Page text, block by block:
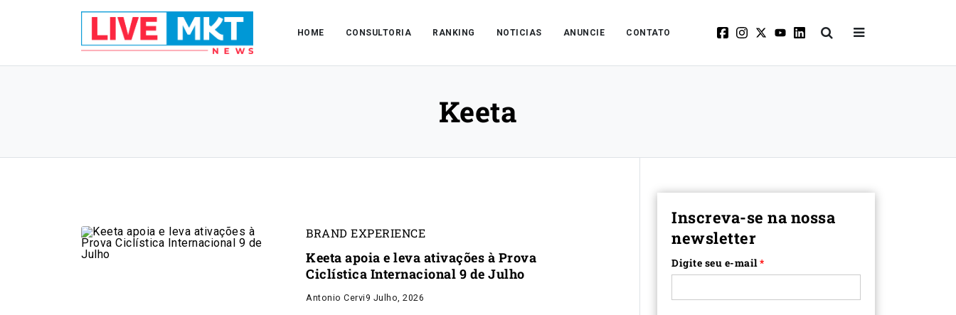
HOME CONSULTORIA RANKING NOTICIAS ANUNCIE CONTATO
Keeta
BRAND EXPERIENCE
Keeta apoia e leva ativações à Prova
Ciclística Internacional 9 de Julho
Antonio Cervi 9 Julho, 2026
Inscreva-se na nossa
newsletter
Digite seu e-mail*